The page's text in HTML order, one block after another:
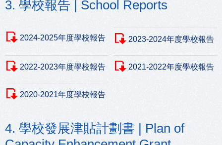
3. 學校報告 | School Reports
2024-2025年度學校報告 2023-2024年度學校報告
2022-2023年度學校報告 2021-2022年度學校報告
2020-2021年度學校報告
4. 學校發展津貼計劃書 | Plan of